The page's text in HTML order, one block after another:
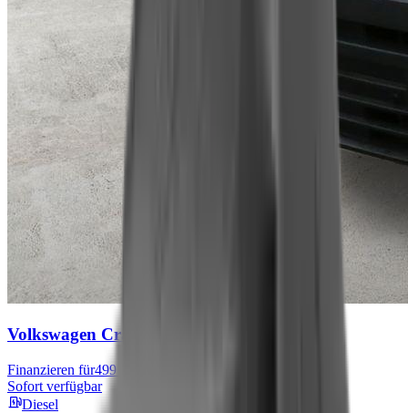
Volkswagen Crafter
Finanzieren für499 € mtl.
Sofort verfügbar
Diesel